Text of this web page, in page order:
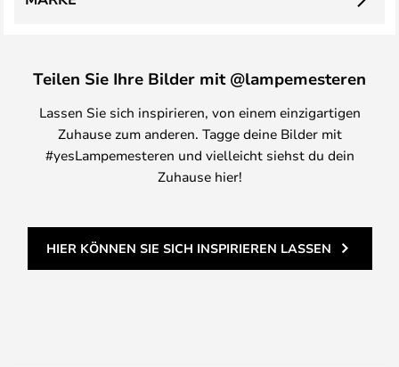
Teilen Sie Ihre Bilder mit @lampemesteren
Lassen Sie sich inspirieren, von einem einzigartigen
Zuhause zum anderen. Tagge deine Bilder mit
#yesLampemesteren und vielleicht siehst du dein
Zuhause hier!
HIER KÖNNEN SIE SICH INSPIRIEREN LASSEN